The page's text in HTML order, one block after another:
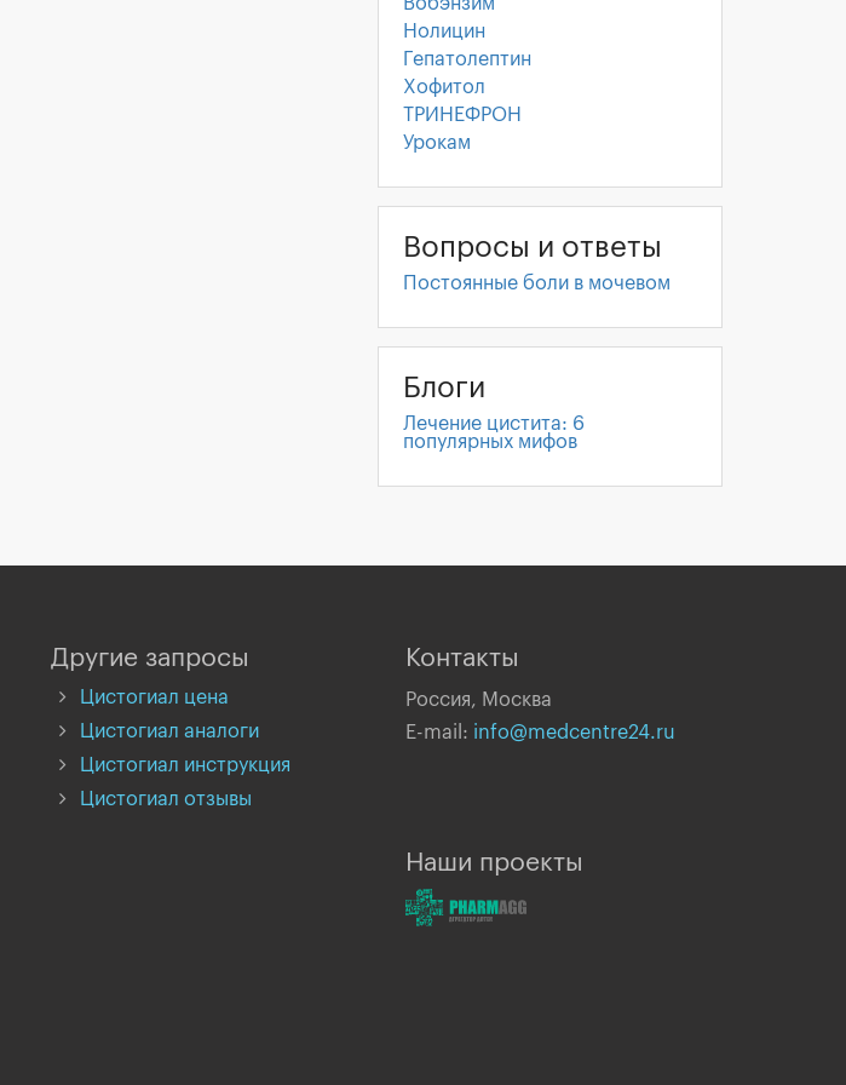
Нолицин
Гепатолептин
Хофитол
ТРИНЕФРОН
Урокам
Вопросы и ответы
Постоянные боли в мочевом
Блоги
Лечение цистита: 6
популярных мифов
Другие запросы
Цистогиал цена
Цистогиал аналоги
Цистогиал инструкция
Цистогиал отзывы
Контакты
Россия, Москва
E-mail: info@medcentre24.ru
Наши проекты